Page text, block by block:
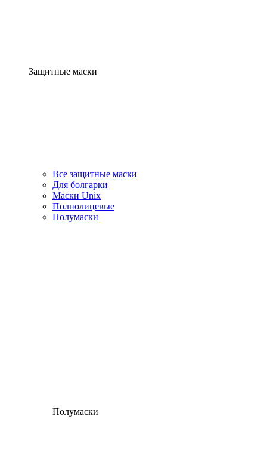
Защитные маски
Все защитные маски
Для болгарки
Маски Unix
Полнолицевые
Полумаски
Полумаски